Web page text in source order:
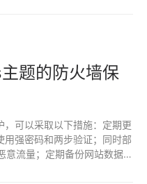
题的防火墙保
可以采取以下措施：定期更
强密码和两步验证；同时部
意流量；定期备份网站数据，